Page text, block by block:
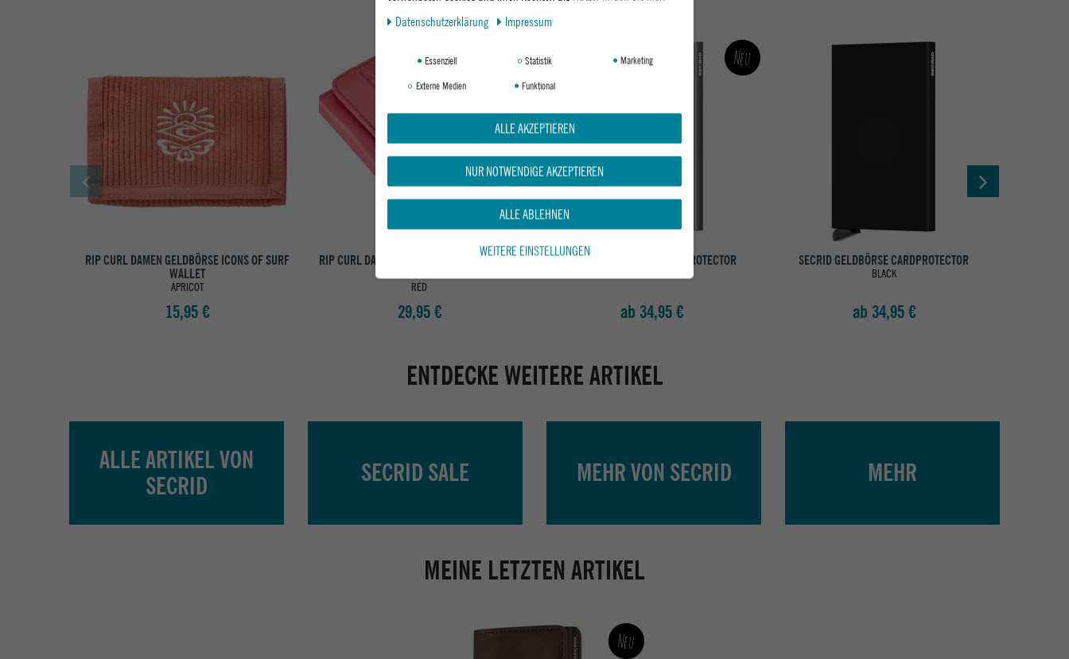
RIP CURL DAMEN GELDBÖRSE ICONS OF SURF
WALLET
APRICOT
15,95 €
RIP CURL DAMEN GELDBÖRSE CLASSIC SURF
RED
29,95 €
Neu
SECRID GELDBÖRSE CARDPROTECTOR
ab 34,95 €
SECRID GELDBÖRSE CARDPROTECTOR
BLACK
ab 34,95 €
ENTDECKE WEITERE ARTIKEL
ALLE ARTIKEL VON
SECRID
SECRID SALE MEHR VON SECRID MEHR
MEINE LETZTEN ARTIKEL
Neu
Daten­schutz­erklärung
Impressum
Essenziell Statistik
Marketing
Externe Medien
Funktional
ALLE AKZEPTIEREN
NUR NOTWENDIGE AKZEPTIEREN
ALLE ABLEHNEN
WEITERE EINSTELLUNGEN